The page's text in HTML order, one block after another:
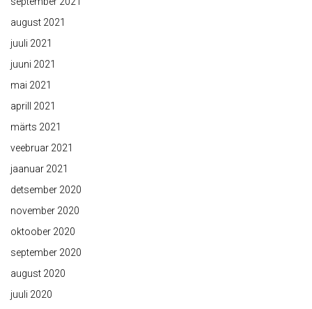
august 2021
juuli 2021
juuni 2021
mai 2021
aprill 2021
märts 2021
veebruar 2021
jaanuar 2021
detsember 2020
november 2020
oktoober 2020
september 2020
august 2020
juuli 2020